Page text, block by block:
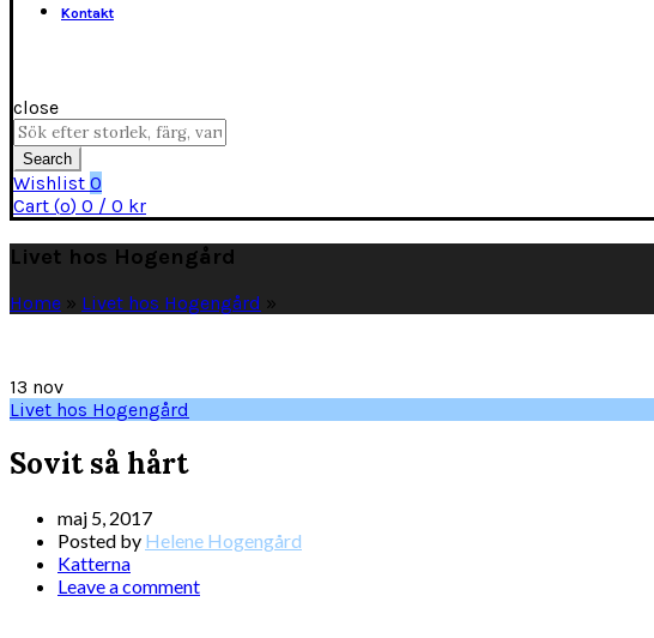
Kontakt
close
Search
for:
Search
Wishlist 0
Cart (o) 0 / 0 kr
Livet hos Hogengård
Home » Livet hos Hogengård »
13 nov
Livet hos Hogengård
Sovit så hårt
maj 5, 2017
Posted by Helene Hogengård
Katterna
Leave a comment